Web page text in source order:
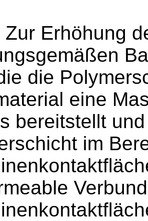
Zur Erhöhung
die
eine
bereitstellt
im